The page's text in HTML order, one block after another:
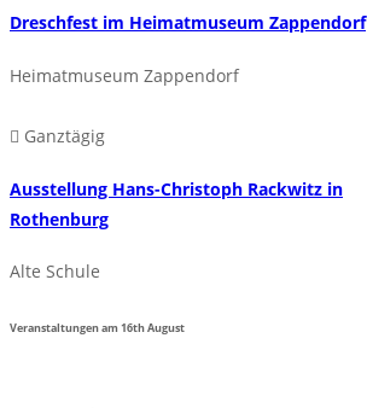
Dreschfest im Heimatmuseum Zappendorf
Heimatmuseum Zappendorf
Ganztägig
Ausstellung Hans-Christoph Rackwitz in
Rothenburg
Alte Schule
Veranstaltungen am16thAugust